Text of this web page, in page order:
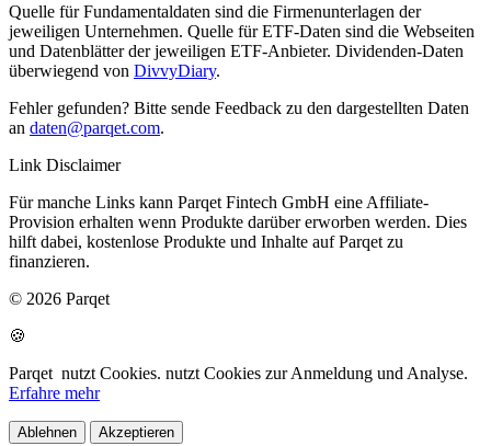
Quelle für Fundamentaldaten sind die Firmenunterlagen der
jeweiligen Unternehmen. Quelle für ETF-Daten sind die Webseiten
und Datenblätter der jeweiligen ETF-Anbieter. Dividenden-Daten
überwiegend von DivvyDiary.
Fehler gefunden? Bitte sende Feedback zu den dargestellten Daten
an daten@parqet.com.
Link Disclaimer
Für manche Links kann Parqet Fintech GmbH eine Affiliate-
Provision erhalten wenn Produkte darüber erworben werden. Dies
hilft dabei, kostenlose Produkte und Inhalte auf Parqet zu
finanzieren.
© 2026 Parqet
🍪
Parqet nutzt Cookies. nutzt Cookies zur Anmeldung und Analyse.
Erfahre mehr
Ablehnen Akzeptieren